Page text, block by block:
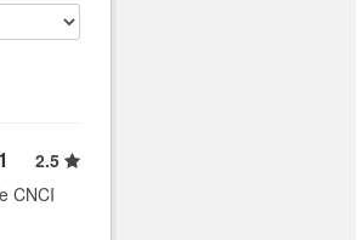
2.5
CNCI